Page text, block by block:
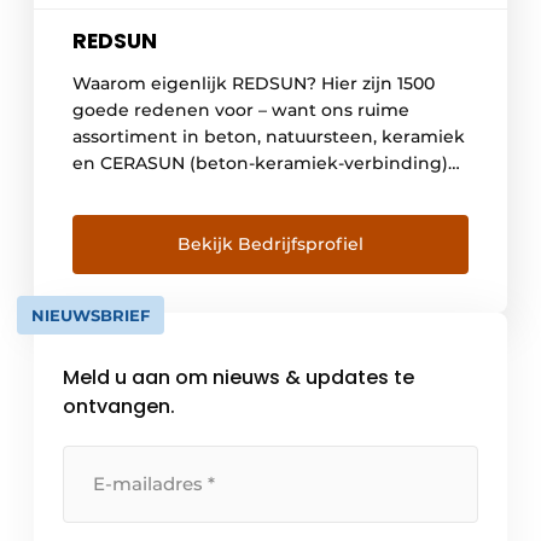
REDSUN
Waarom eigenlijk REDSUN? Hier zijn 1500
goede redenen voor – want ons ruime
assortiment in beton, natuursteen, keramiek
en CERASUN (beton-keramiek-verbinding)
andere woorden: wij hebben gegarandeerd
de juiste producten voor uw project. En om
ervoor te zorgen dat u klantgerichte service
en professioneel advies krijgt, werken wij
uitsluitend samen […]
Bekijk Bedrijfsprofiel
NIEUWSBRIEF
Meld u aan om nieuws & updates te
ontvangen.